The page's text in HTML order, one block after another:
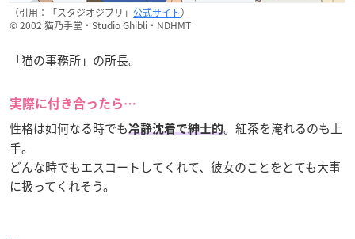
（引用：「スタジオジブリ」 公式サイト）
© 2002 猫乃手堂・Studio Ghibli・NDHMT
「猫の事務所」の所長。
実際に付き合ったら…
性格は如何なる時でも冷静沈着で紳士的。紅茶を淹れるのも上
手。
どんな時でもエスコートしてくれて、彼女のことをとても大事
に扱ってくれそう。